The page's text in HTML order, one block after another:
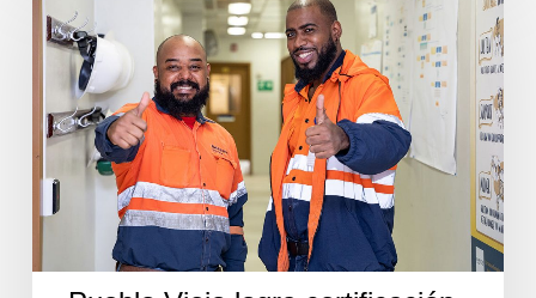
logra
certificación
45001:2018
en
gestión
de
sistemas
el